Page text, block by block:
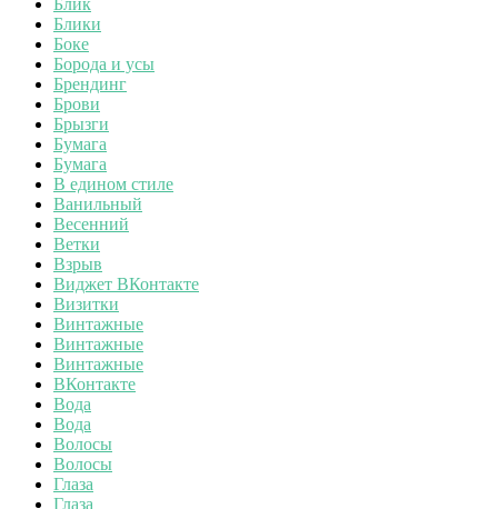
Блики
Боке
Борода и усы
Брендинг
Брови
Брызги
Бумага
Бумага
В едином стиле
Ванильный
Весенний
Ветки
Взрыв
Виджет ВКонтакте
Визитки
Винтажные
Винтажные
Винтажные
ВКонтакте
Вода
Вода
Волосы
Волосы
Глаза
Глаза